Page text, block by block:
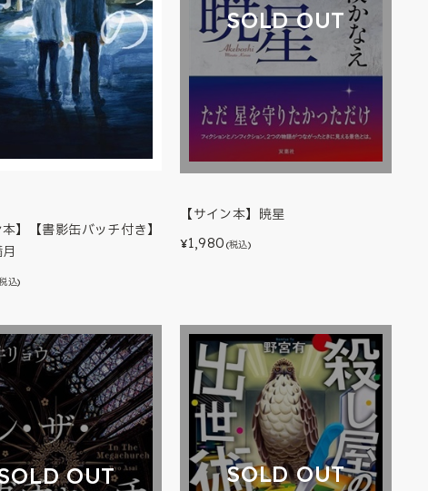
本】【書影缶バッチ付き】
込)
SOLD OUT
【サイン本】暁星
¥1,980 (税込)
OUT SOLD OUT